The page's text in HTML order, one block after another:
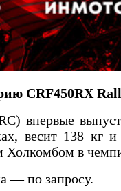
CRF450RX
впервые
весит 138 кг
Холкомбом в
— по запросу.